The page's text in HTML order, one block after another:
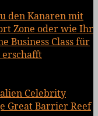
den Kanaren mit
Zone oder wie Ihr
Business Class für
erschafft
Celebrity
Great Barrier Reef